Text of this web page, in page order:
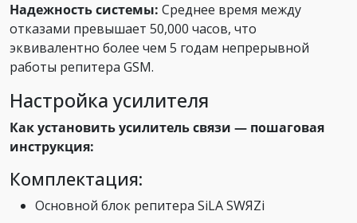
Надежность системы: Среднее время между
отказами превышает 50,000 часов, что
эквивалентно более чем 5 годам непрерывной
работы репитера GSM.
Настройка усилителя
Как установить усилитель связи — пошаговая
инструкция:
Комплектация:
Основной блок репитера SiLA SWЯZi